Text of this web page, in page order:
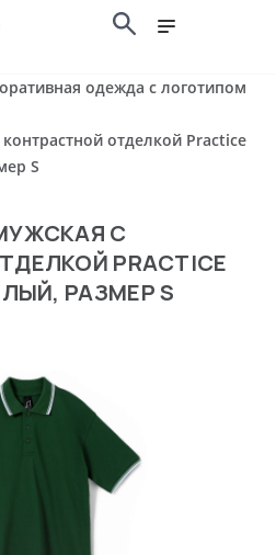
одежда с логотипом
отделкой Practice
S
С
PRACTICE
РАЗМЕР S